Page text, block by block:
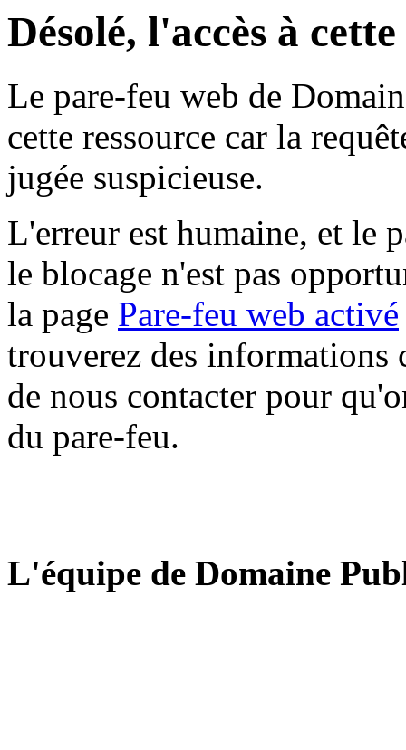
Désolé, l'accès à
Le pare-feu web de
cette ressource car la
jugée suspicieuse.
L'erreur est humaine, et le
le blocage n'est pas
la page Pare-feu web activé
trouverez des informations
de nous contacter pour
du pare-feu.
L'équipe de Domaine